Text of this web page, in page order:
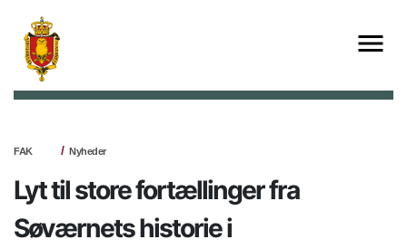
FAK Nyheder
Lyt til store fortællinger fra
Søværnets historie i